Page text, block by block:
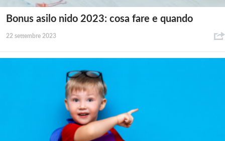
Bonus asilo nido 2023: cosa fare e quando
22 settembre 2023